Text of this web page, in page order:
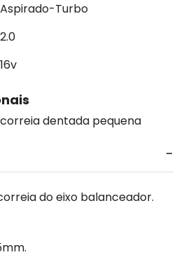
Aspirado-Turbo
2.0
16v
correia dentada pequena
do eixo balanceador.